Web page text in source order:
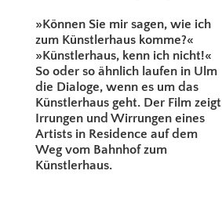
»Können Sie mir sagen, wie ich
zum Künstlerhaus komme?«
»Künstlerhaus, kenn ich nicht!«
So oder so ähnlich laufen in Ulm
die Dialoge, wenn es um das
Künstlerhaus geht. Der Film zeigt
Irrungen und Wirrungen eines
Artists in Residence auf dem
Weg vom Bahnhof zum
Künstlerhaus.